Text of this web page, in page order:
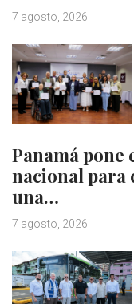
7 agosto, 2026
Panamá pone
nacional para
una…
7 agosto, 2026